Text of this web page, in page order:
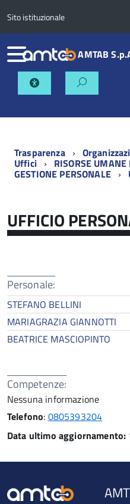
Sito istituzionale
AMTAB
Trasparenza
Uffici RISORSE
GESTIONE PERSONALE
UFFICIO
Personale:
STEFANO BELLINI
MARIAGRAZIA GIANNOTTI
BEATRICE MASCIOPINTO
Competenze:
Nessuna informazione
Telefono: 0805393204
Data ultimo aggiornamento: